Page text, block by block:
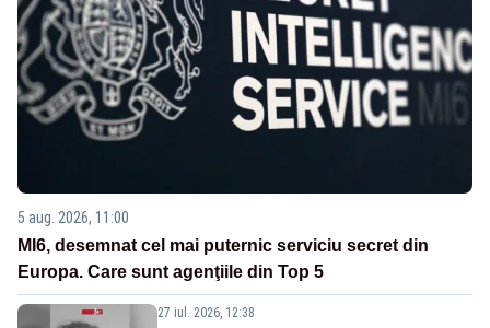
5 aug. 2026, 11:00
MI6, desemnat cel mai puternic serviciu secret din
Europa. Care sunt agenţiile din Top 5
27 iul. 2026, 12:38